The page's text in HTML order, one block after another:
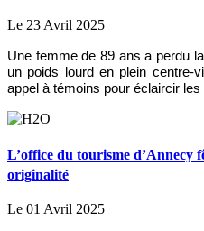
Le 23 Avril 2025
Une femme de 89 ans a perdu
un poids lourd en plein centre-
appel à témoins pour éclaircir
L’office du tourisme d’Annecy
originalité
Le 01 Avril 2025